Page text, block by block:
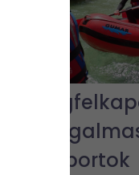
A
vízisportok